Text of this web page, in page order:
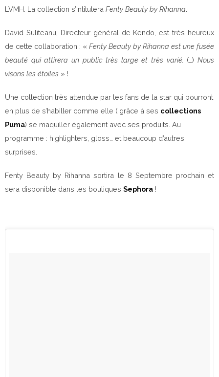
LVMH. La collection s’intitulera Fenty Beauty by Rihanna
David Suliteanu, Directeur général de Kendo, est très heureux
de cette collaboration : « Fenty Beauty by Rihanna est une fusée
beauté qui attirera un public très large et très varié. (…)Nous
visons les étoiles » !
Une collection très attendue par les fans de la star qui pourront
en plus de s’habiller comme elle ( grâce à ses collections
Puma) se maquiller également avec ses produits. Au
programme : highlighters, gloss… et beaucoup d’autres
surprises.
Fenty Beauty by Rihanna sortira le 8 Septembre prochain et
sera disponible dans les boutiques Sephora !